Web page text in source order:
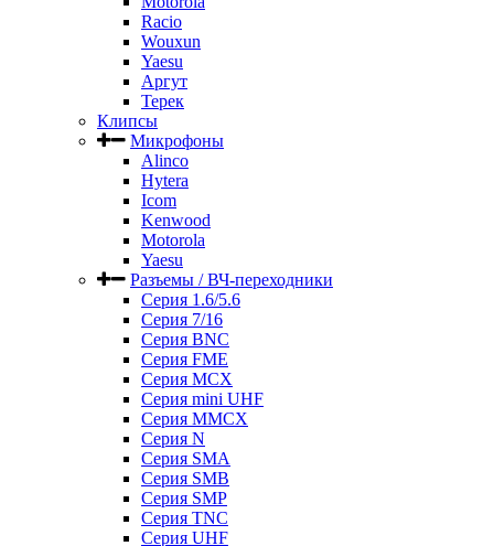
Racio
Wouxun
Yaesu
Аргут
Терек
Клипсы
Микрофоны
Alinco
Hytera
Icom
Kenwood
Motorola
Yaesu
Разъемы / ВЧ-переходники
Серия 1.6/5.6
Серия 7/16
Серия BNC
Серия FME
Серия MCX
Серия mini UHF
Серия MMCX
Серия N
Серия SMA
Серия SMB
Серия SMP
Серия TNC
Серия UHF